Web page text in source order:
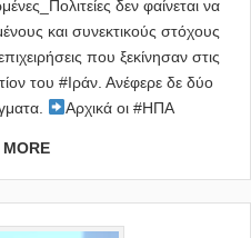
δεν φαίνεται να
και συνεκτικούς στόχους
που ξεκίνησαν στις
του #Ιράν. Ανέφερε δε δύο
Αρχικά οι #ΗΠΑ